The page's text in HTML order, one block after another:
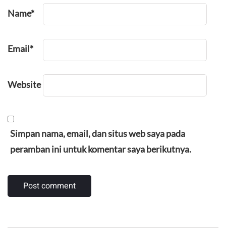
Name*
Email*
Website
Simpan nama, email, dan situs web saya pada
peramban ini untuk komentar saya berikutnya.